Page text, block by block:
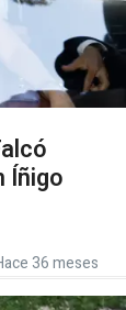
Íñigo
36 meses